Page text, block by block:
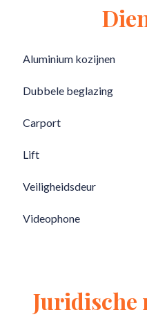
Aluminium kozijnen
Dubbele beglazing
Carport
Lift
Veiligheidsdeur
Videophone
Juridische